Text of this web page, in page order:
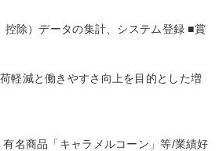
控除）データの集計、システム登録 ■賞
軽減と働きやすさ向上を目的とした増
有名商品「キャラメルコーン」等/業績好